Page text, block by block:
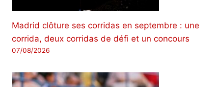
Madrid clôture ses corridas en septembre : une
corrida, deux corridas de défi et un concours
07/08/2026